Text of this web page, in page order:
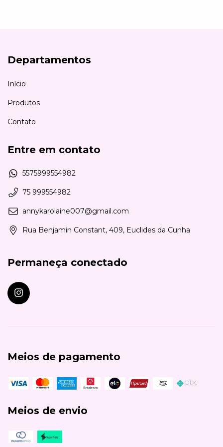
Departamentos
Início
Produtos
Contato
Entre em contato
5575999554982
75 999554982
annykarolaine007@gmail.com
Rua Benjamin Constant, 409, Euclides da Cunha
Permaneça conectado
Meios de pagamento
Meios de envio